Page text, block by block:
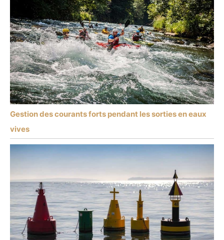
Gestion des courants forts pendant les sorties en eaux
vives